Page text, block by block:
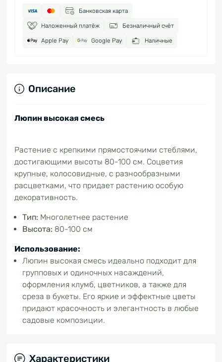
Банковская карта
Наложенный платёж Безналичный счёт
Apple Pay Google Pay Наличные
Описание
Люпин высокая смесь
Растение с крепкими прямостоячими стеблями,
достигающими высоты 80-100 см. Соцветия
крупные, колосовидные, с разнообразными
расцветками, что придает растению особую
декоративность.
Тип: Многолетнее растение
Высота: 80-100 см
Использование:
Люпин высокая смесь идеально подходит для
групповых и одиночных насаждений,
оформления клумб, цветников, а также для
среза в букеты. Его яркие и эффектные цветы
придают красочность и элегантность в любые
садовые композиции.
Характеристики